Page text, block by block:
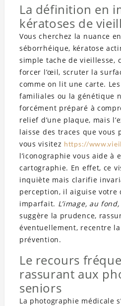
La définition en
kératoses de
Vous cherchez la nuance
séborrhéique, kératose
simple tache de vieillesse,
forcer l’œil, scruter la
comme on lit une carte.
familiales ou la génétique
forcément préparé à
relief d’une plaque, mais
laisse des traces que vous
vous visitez https://
l’iconographie vous aide à
cartographie. En effet, ce
inquiète mais clarifie
perception, il aiguise votre
imparfait. L’image, au
suggère la prudence,
éventuellement, recentre
prévention.
Le recours
rassurant aux
seniors
La photographie médicale